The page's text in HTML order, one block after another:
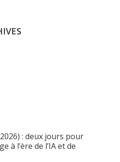
: deux jours pour
à l’ère de l’IA et de